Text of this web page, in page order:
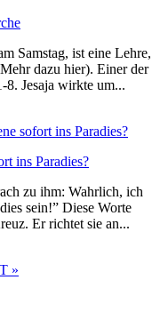
Samstag, ist eine Lehre,
dazu hier). Einer der
8. Jesaja wirkte um...
sofort ins Paradies?
ins Paradies?
zu ihm: Wahrlich, ich
sein!” Diese Worte
Er richtet sie an...
»